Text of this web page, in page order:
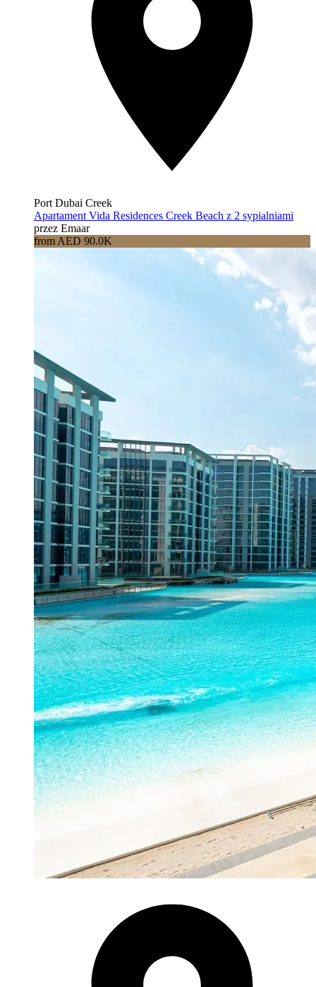
Port Dubai Creek
Apartament Vida Residences Creek Beach z 2 sypialniami
przez Emaar
from AED 90.0K